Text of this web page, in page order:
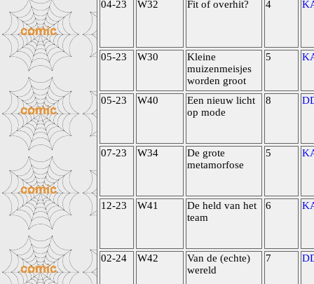
04-23 W32 Fit of overhit? 4
05-23 W30
Kleine
muizenmeisjes
worden groot
5
05-23 W40
Een nieuw licht
op mode
8
07-23 W34
De grote
metamorfose
5
12-23 W41
De held van het
team
6
02-24 W42
Van de (echte)
wereld
7